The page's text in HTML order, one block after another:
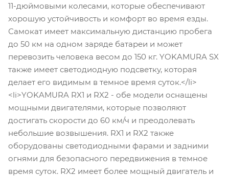
11-дюймовыми колесами, которые обеспечивают
хорошую устойчивость и комфорт во время езды.
Самокат имеет максимальную дистанцию пробега
до 50 км на одном заряде батареи и может
перевозить человека весом до 150 кг. YOKAMURA SX
также имеет светодиодную подсветку, которая
делает его видимым в темное время суток.</li>
<li>YOKAMURA RX1 и RX2 - обе модели оснащены
мощными двигателями, которые позволяют
достигать скорости до 60 км/ч и преодолевать
небольшие возвышения. RX1 и RX2 также
оборудованы светодиодными фарами и задними
огнями для безопасного передвижения в темное
время суток. RX2 имеет более мощный двигатель и